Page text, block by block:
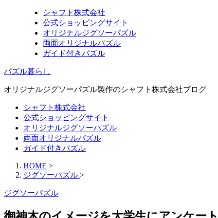
シャフト株式会社
公式ショッピングサイト
オリジナルジグソーパズル
両面オリジナルパズル
ガイド付きパズル
パズル暮らし
オリジナルジグソーパズル製作のシャフト株式会社ブログ
シャフト株式会社
公式ショッピングサイト
オリジナルジグソーパズル
両面オリジナルパズル
ガイド付きパズル
HOME >
ジグソーパズル >
ジグソーパズル